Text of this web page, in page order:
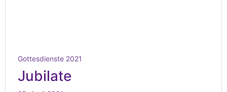
Gottesdienste 2021
Jubilate